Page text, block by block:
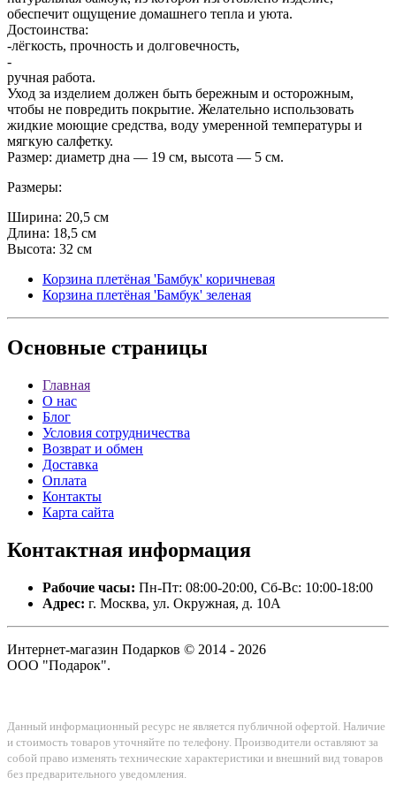
обеспечит ощущение домашнего тепла и уюта.
Достоинства:
-лёгкость, прочность и долговечность,
-
ручная работа.
Уход за изделием должен быть бережным и осторожным,
чтобы не повредить покрытие. Желательно использовать
жидкие моющие средства, воду умеренной температуры и
мягкую салфетку.
Размер: диаметр дна — 19 см, высота — 5 см.
Размеры:
Ширина: 20,5 см
Длина: 18,5 см
Высота: 32 см
Корзина плетёная 'Бамбук' коричневая
Корзина плетёная 'Бамбук' зеленая
Основные страницы
Главная
О нас
Блог
Условия сотрудничества
Возврат и обмен
Доставка
Оплата
Контакты
Карта сайта
Контактная информация
Рабочие часы: Пн-Пт: 08:00-20:00, Сб-Вс: 10:00-18:00
Адрес: г. Москва, ул. Окружная, д. 10А
Интернет-магазин Подарков © 2014 - 2026
ООО "Подарок".
Данный информационный ресурс не является публичной офертой. Наличие
и стоимость товаров уточняйте по телефону. Производители оставляют за
собой право изменять технические характеристики и внешний вид товаров
без предварительного уведомления.